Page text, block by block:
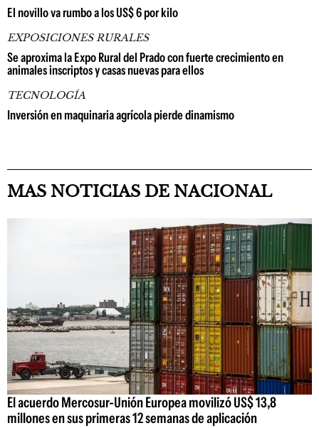
El novillo va rumbo a los US$ 6 por kilo
EXPOSICIONES RURALES
Se aproxima la Expo Rural del Prado con fuerte crecimiento en
animales inscriptos y casas nuevas para ellos
TECNOLOGÍA
Inversión en maquinaria agrícola pierde dinamismo
MAS NOTICIAS DE NACIONAL
El acuerdo Mercosur-Unión Europea movilizó US$ 13,8
millones en sus primeras 12 semanas de aplicación